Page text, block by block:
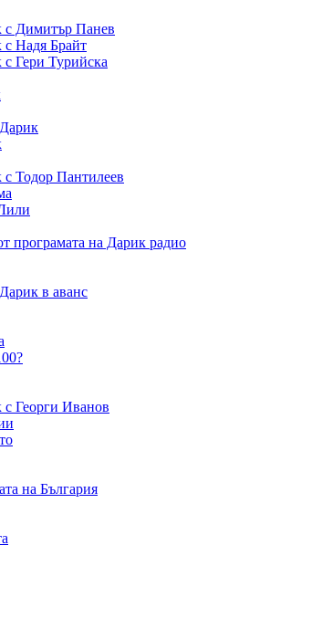
с Димитър Панев
с Надя Брайт
Гери Турийска
с Тодор Пантилеев
програмата на Дарик радио
в аванс
с Георги Иванов
на България